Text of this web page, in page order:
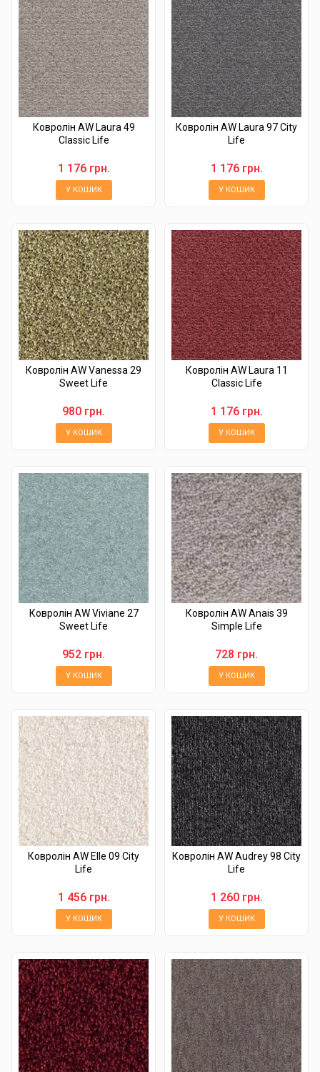
Ковролін AW Laura 49
Classic Life
1 176 грн.
У КОШИК
Ковролін AW Laura 97 City
Life
1 176 грн.
У КОШИК
Ковролін AW Vanessa 29
Sweet Life
980 грн.
У КОШИК
Ковролін AW Laura 11
Classic Life
1 176 грн.
У КОШИК
Ковролін AW Viviane 27
Sweet Life
952 грн.
У КОШИК
Ковролін AW Anais 39
Simple Life
728 грн.
У КОШИК
Ковролін AW Elle 09 City
Life
1 456 грн.
У КОШИК
Ковролін AW Audrey 98 City
Life
1 260 грн.
У КОШИК